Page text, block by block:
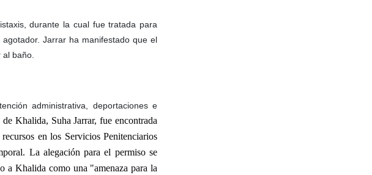
durante la cual fue tratada para
Jarrar ha manifestado que el
baño.
administrativa, deportaciones e
Khalida, Suha Jarrar, fue encontrada
en los Servicios Penitenciarios
La alegación para el permiso se
a Khalida como una "amenaza para la